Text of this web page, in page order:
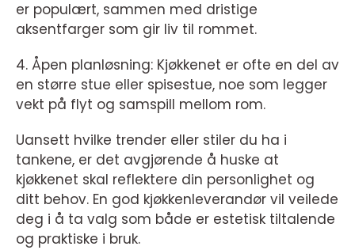
er populært, sammen med dristige
aksentfarger som gir liv til rommet.
4. Åpen planløsning: Kjøkkenet er ofte en del av
en større stue eller spisestue, noe som legger
vekt på flyt og samspill mellom rom.
Uansett hvilke trender eller stiler du ha i
tankene, er det avgjørende å huske at
kjøkkenet skal reflektere din personlighet og
ditt behov. En god kjøkkenleverandør vil veilede
deg i å ta valg som både er estetisk tiltalende
og praktiske i bruk.